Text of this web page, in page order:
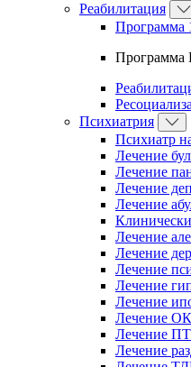
Реабилитация
Программа
Программа
Психиатрия
Психиатр
Лечение
Лечение
Лечение
Лечение
Лечение
Лечение
Лечение
Лечение
Лечение
Лечение
Лечение
Лечение